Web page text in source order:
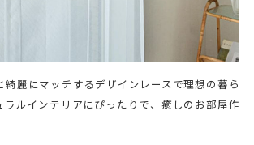
綺麗にマッチするデザインレースで理想の暮ら
ラルインテリアにぴったりで、癒しのお部屋作